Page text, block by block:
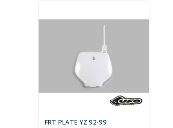
FRT PLATE YZ 92-99